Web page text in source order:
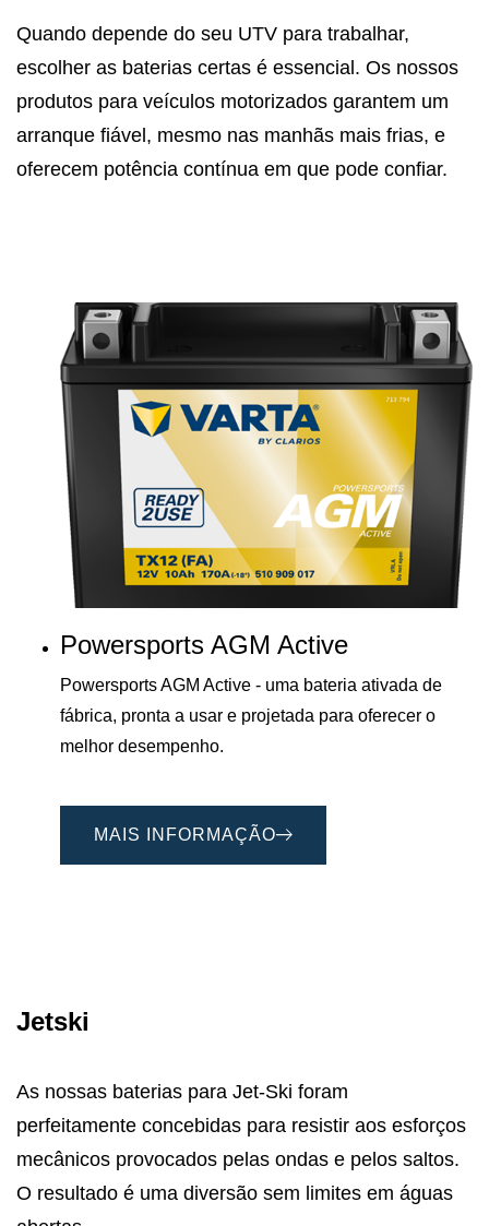
Quando depende do seu UTV para trabalhar,
escolher as baterias certas é essencial. Os nossos
produtos para veículos motorizados garantem um
arranque fiável, mesmo nas manhãs mais frias, e
oferecem potência contínua em que pode confiar.
Powersports AGM Active
Powersports AGM Active - uma bateria ativada de
fábrica, pronta a usar e projetada para oferecer o
melhor desempenho.
MAIS INFORMAÇÃO
Jetski
As nossas baterias para Jet-Ski foram
perfeitamente concebidas para resistir aos esforços
mecânicos provocados pelas ondas e pelos saltos.
O resultado é uma diversão sem limites em águas